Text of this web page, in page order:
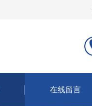
在线留言